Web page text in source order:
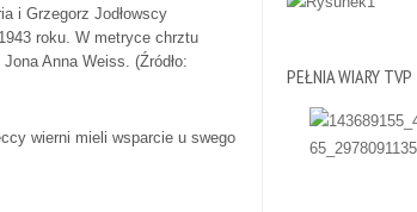
i Grzegorz Jodłowscy
roku. W metryce chrztu
Anna Weiss. (Źródło:
wierni mieli wsparcie u swego
PEŁNIA WIARY TVP